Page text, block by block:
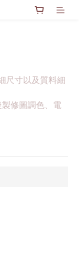
尺寸以及質料細
修圖調色、電